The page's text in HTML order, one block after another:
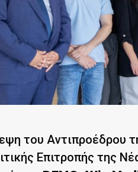
του Αντιπροέδρου
Επιτροπής της